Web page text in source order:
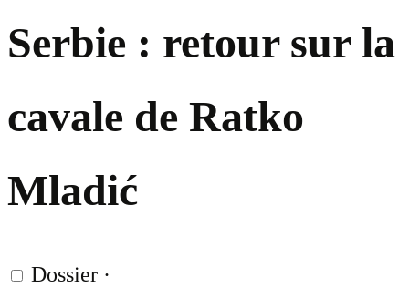
Serbie : retour sur la
cavale de Ratko
Mladić
Dossier ·